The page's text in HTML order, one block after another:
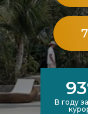
В году